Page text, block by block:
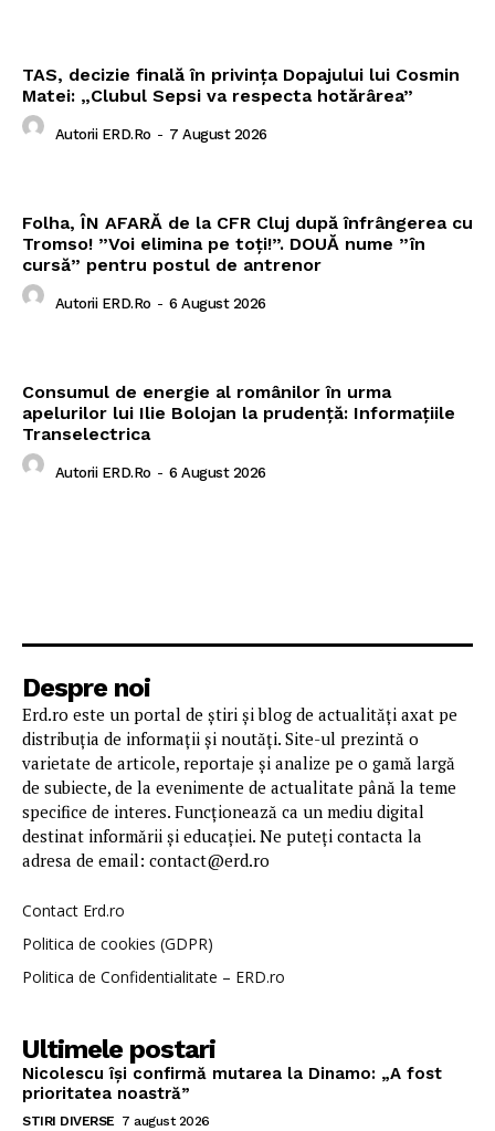
TAS, decizie finală în privința Dopajului lui Cosmin
Matei: „Clubul Sepsi va respecta hotărârea”
Autorii ERD.ro - 7 August 2026
Folha, ÎN AFARĂ de la CFR Cluj după înfrângerea cu
Tromso! ”Voi elimina pe toți!”. DOUĂ nume ”în
cursă” pentru postul de antrenor
Autorii ERD.ro - 6 August 2026
Consumul de energie al românilor în urma
apelurilor lui Ilie Bolojan la prudență: Informațiile
Transelectrica
Autorii ERD.ro - 6 August 2026
Despre noi
Erd.ro este un portal de știri și blog de actualități axat pe
distribuția de informații și noutăți. Site-ul prezintă o
varietate de articole, reportaje și analize pe o gamă largă
de subiecte, de la evenimente de actualitate până la teme
specifice de interes. Funcționează ca un mediu digital
destinat informării și educației. Ne puteți contacta la
adresa de email: contact@erd.ro
Contact Erd.ro
Politica de cookies (GDPR)
Politica de Confidentialitate – ERD.ro
Ultimele postari
Nicolescu își confirmă mutarea la Dinamo: „A fost
prioritatea noastră”
STIRI DIVERSE 7 august 2026